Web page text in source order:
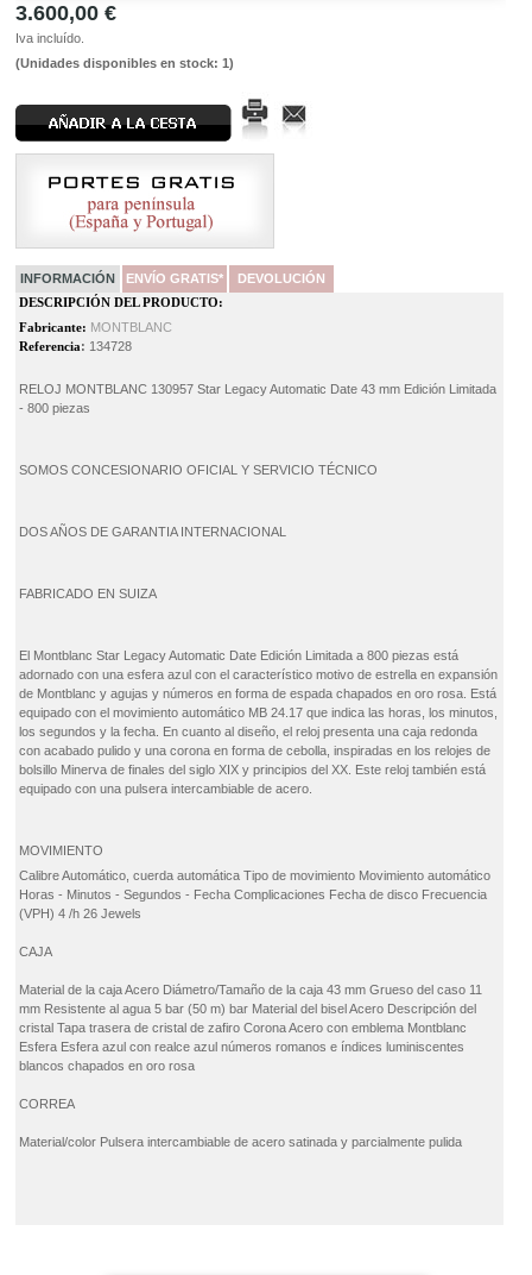
3.600,00 €
Iva incluído.
(Unidades disponibles en stock: 1)
INFORMACIÓN ENVÍO GRATIS*
DEVOLUCIÓN
DESCRIPCIÓN DEL PRODUCTO:
Fabricante: MONTBLANC
Referencia: 134728
RELOJ MONTBLANC 130957 Star Legacy Automatic Date 43 mm Edición Limitada
- 800 piezas
SOMOS CONCESIONARIO OFICIAL Y SERVICIO TÉCNICO
DOS AÑOS DE GARANTIA INTERNACIONAL
FABRICADO EN SUIZA
El Montblanc Star Legacy Automatic Date Edición Limitada a 800 piezas está
adornado con una esfera azul con el característico motivo de estrella en expansión
de Montblanc y agujas y números en forma de espada chapados en oro rosa. Está
equipado con el movimiento automático MB 24.17 que indica las horas, los minutos,
los segundos y la fecha. En cuanto al diseño, el reloj presenta una caja redonda
con acabado pulido y una corona en forma de cebolla, inspiradas en los relojes de
bolsillo Minerva de finales del siglo XIX y principios del XX. Este reloj también está
equipado con una pulsera intercambiable de acero.
MOVIMIENTO
CalibreAutomático, cuerda automáticaTipo de movimiento Movimiento automático
Horas - Minutos - Segundos - FechaComplicaciones Fecha de disco Frecuencia
(VPH) 4/h 26Jewels
CAJA
Material de la cajaAcero Diámetro/Tamaño de la caja 43mm Grueso del caso 11
mm Resistente al agua 5 bar (50 m)bar Material del biselAcero Descripción del
cristal Tapa trasera de cristal de zafiroCoronaAcero con emblema Montblanc
Esfera Esfera azul con realce azul números romanos e índices luminiscentes
blancos chapados en oro rosa
CORREA
Material/color Pulsera intercambiable de acero satinada y parcialmente pulida